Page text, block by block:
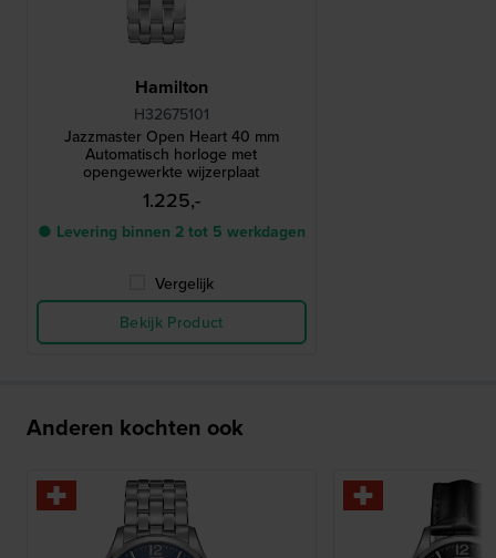
Hamilton
H32675101
Jazzmaster Open Heart 40 mm
Automatisch horloge met
opengewerkte wijzerplaat
1.225,-
● Levering binnen 2 tot 5 werkdagen
Vergelijk
Bekijk Product
Anderen kochten ook